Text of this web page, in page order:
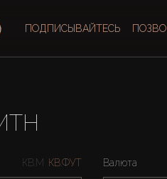
ПОДПИСЫВАЙТЕСЬ
КВ.М КВ.ФУТ Валюта